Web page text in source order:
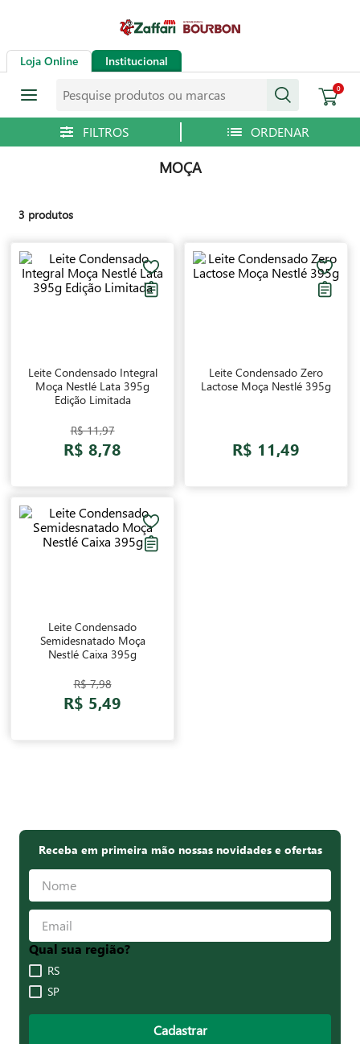
Loja Online Institucional
0
MOÇA
3 produtos
Leite Condensado Integral
Moça Nestlé Lata 395g
Edição Limitada
R$ 11,97
R$ 8,78
Leite Condensado Zero
Lactose Moça Nestlé 395g
R$ 11,49
Leite Condensado
Semidesnatado Moça
Nestlé Caixa 395g
R$ 7,98
R$ 5,49
Receba em primeira mão nossas novidades e ofertas
Qual sua região?
RS
SP
Cadastrar